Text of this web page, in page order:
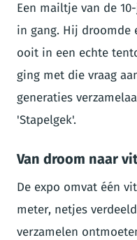
Een mailtje van de
in gang. Hij droomde
ooit in een echte
ging met die vraag
generaties
'Stapelgek'.
Van droom naar
De expo omvat één
meter, netjes
verzamelen